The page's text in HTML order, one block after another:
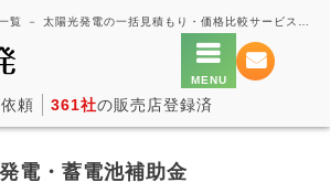
頼 361社の販売店登録済
電・蓄電池補助金